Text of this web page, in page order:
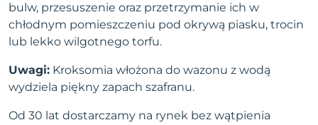
bulw, przesuszenie oraz przetrzymanie ich w
chłodnym pomieszczeniu pod okrywą piasku, trocin
lub lekko wilgotnego torfu.
Uwagi: Kroksomia włożona do wazonu z wodą
wydziela piękny zapach szafranu.
Od 30 lat dostarczamy na rynek bez wątpienia